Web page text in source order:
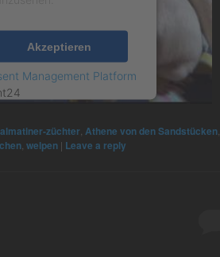
Akzeptieren
Management Platform
züchter Athene von den Sandstücken
welpen | Leave a reply